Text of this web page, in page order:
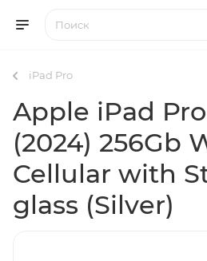
iPad Pro
Apple iPad Pro
(2024) 256Gb
Cellular with
glass (Silver)